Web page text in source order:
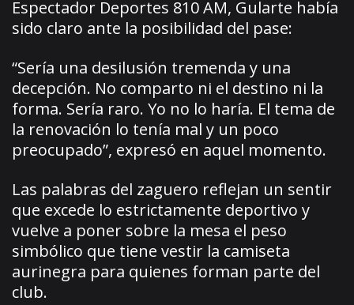
Espectador Deportes 810 AM, Gularte había
sido claro ante la posibilidad del pase:
“Sería una desilusión tremenda y una
decepción. No comparto ni el destino ni la
forma. Sería raro. Yo no lo haría. El tema de
la renovación lo tenía mal y un poco
preocupado”, expresó en aquel momento.
Las palabras del zaguero reflejan un sentir
que excede lo estrictamente deportivo y
vuelve a poner sobre la mesa el peso
simbólico que tiene vestir la camiseta
aurinegra para quienes forman parte del
club.